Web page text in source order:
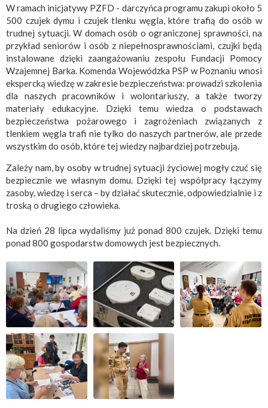
W ramach inicjatywy PZFD - darczyńca programu zakupi około 5
500 czujek dymu i czujek tlenku węgla, które trafią do osób w
trudnej sytuacji. W domach osób o ograniczonej sprawności, na
przykład seniorów i osób z niepełnosprawnościami, czujki będą
instalowane dzięki zaangażowaniu zespołu Fundacji Pomocy
Wzajemnej Barka. Komenda Wojewódzka PSP w Poznaniu wnosi
ekspercką wiedzę w zakresie bezpieczeństwa: prowadzi szkolenia
dla naszych pracowników i wolontariuszy, a także tworzy
materiały edukacyjne. Dzięki temu wiedza o podstawach
bezpieczeństwa pożarowego i zagrożeniach związanych z
tlenkiem węgla trafi nie tylko do naszych partnerów, ale przede
wszystkim do osób, które tej wiedzy najbardziej potrzebują.
Zależy nam, by osoby w trudnej sytuacji życiowej mogły czuć się
bezpiecznie we własnym domu. Dzięki tej współpracy łączymy
zasoby, wiedzę i serca – by działać skutecznie, odpowiedzialnie i z
troską o drugiego człowieka.
Na dzień 28 lipca wydaliśmy już ponad 800 czujek. Dzięki temu
ponad 800 gospodarstw domowych jest bezpiecznych.